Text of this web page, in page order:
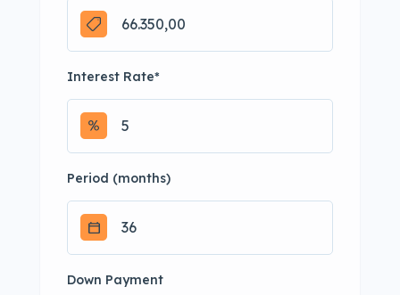
Interest Rate*
Period (months)
Down Payment